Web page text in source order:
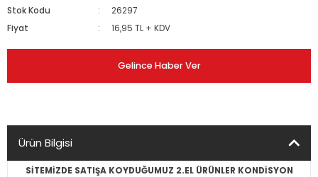
Stok Kodu
26297
Fiyat
16,95 TL + KDV
Gelince Haber Ver
Ürün Bilgisi
SİTEMİZDE SATIŞA KOYDUĞUMUZ 2.EL ÜRÜNLER KONDİSYON